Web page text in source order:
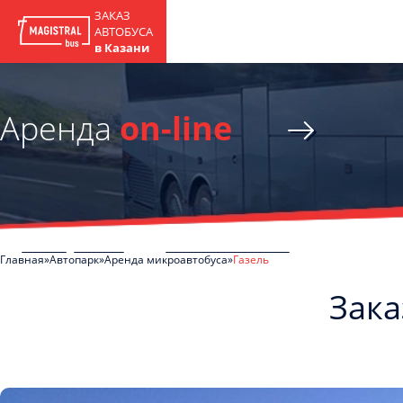
ЗАКАЗ
АВТОБУСА
в Казани
Арендаon-line
Главная Автопарк Аренда микроавтобуса Газель